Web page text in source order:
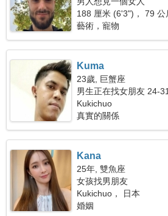
188 厘米 (6'3")， 79 公
藝術，寵物
Kuma
23歲, 巨蟹座
男生正在找女朋友 24-31
Kukichuo
真實的關係
Kana
25年, 雙魚座
女孩找男朋友
Kukichuo， 日本
婚姻